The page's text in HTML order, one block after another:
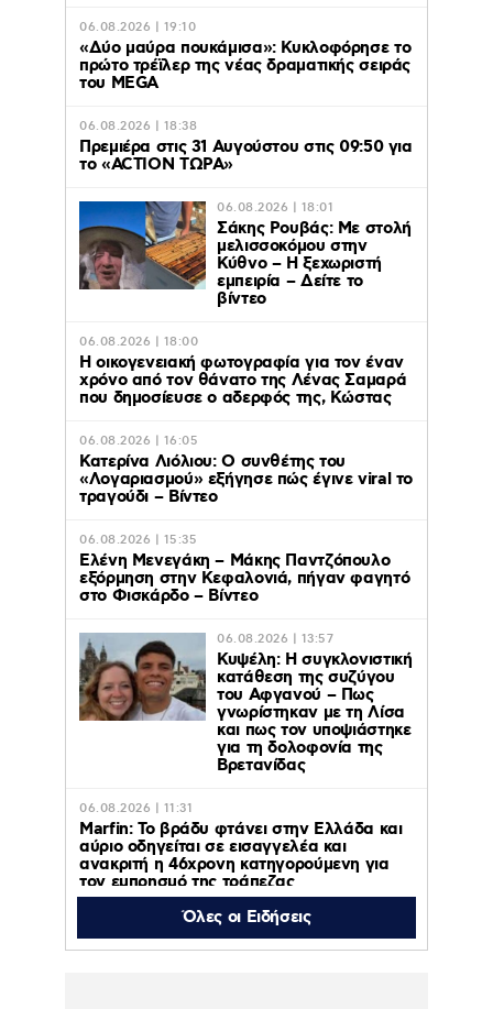
06.08.2026 | 19:10
«Δύο μαύρα πουκάμισα»: Κυκλοφόρησε το
πρώτο τρέϊλερ της νέας δραματικής σειράς
του MEGA
06.08.2026 | 18:38
Πρεμιέρα στις 31 Αυγούστου στις 09:50 για
το «ACTION ΤΩΡΑ»
06.08.2026 | 18:01
Σάκης Ρουβάς: Με στολή
μελισσοκόμου στην
Κύθνο – Η ξεχωριστή
εμπειρία – Δείτε το
βίντεο
06.08.2026 | 18:00
Η οικογενειακή φωτογραφία για τον έναν
χρόνο από τον θάνατο της Λένας Σαμαρά
που δημοσίευσε ο αδερφός της, Κώστας
06.08.2026 | 16:05
Κατερίνα Λιόλιου: Ο συνθέτης του
«Λογαριασμού» εξήγησε πώς έγινε viral το
τραγούδι – Βίντεο
06.08.2026 | 15:35
Ελένη Μενεγάκη – Μάκης Παντζόπουλο
εξόρμηση στην Κεφαλονιά, πήγαν φαγητό
στο Φισκάρδο – Βίντεο
06.08.2026 | 13:57
Κυψέλη: Η συγκλονιστική
κατάθεση της συζύγου
του Αφγανού – Πως
γνωρίστηκαν με τη Λίσα
και πως τον υποψιάστηκε
για τη δολοφονία της
Βρετανίδας
06.08.2026 | 11:31
Marfin: Το βράδυ φτάνει στην Ελλάδα και
αύριο οδηγείται σε εισαγγελέα και
ανακριτή η 46χρονη κατηγορούμενη για
τον εμπρησμό της τράπεζας
06.08.2026 | 11:23
Γαρυφαλλιά Καληφώνη: Διακοπές με
Όλες οι Ειδήσεις